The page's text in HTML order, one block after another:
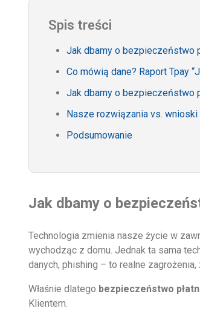
Spis treści
Jak dbamy o bezpieczeństwo
Co mówią dane? Raport Tpay
Jak dbamy o bezpieczeństwo
Nasze rozwiązania vs. wnioski
Podsumowanie
Jak dbamy o
Technologia zmienia nasze życie w
wychodząc z domu. Jednak ta sama
danych, phishing – to realne
Właśnie dlatego bezpieczeństwo
Klientem.